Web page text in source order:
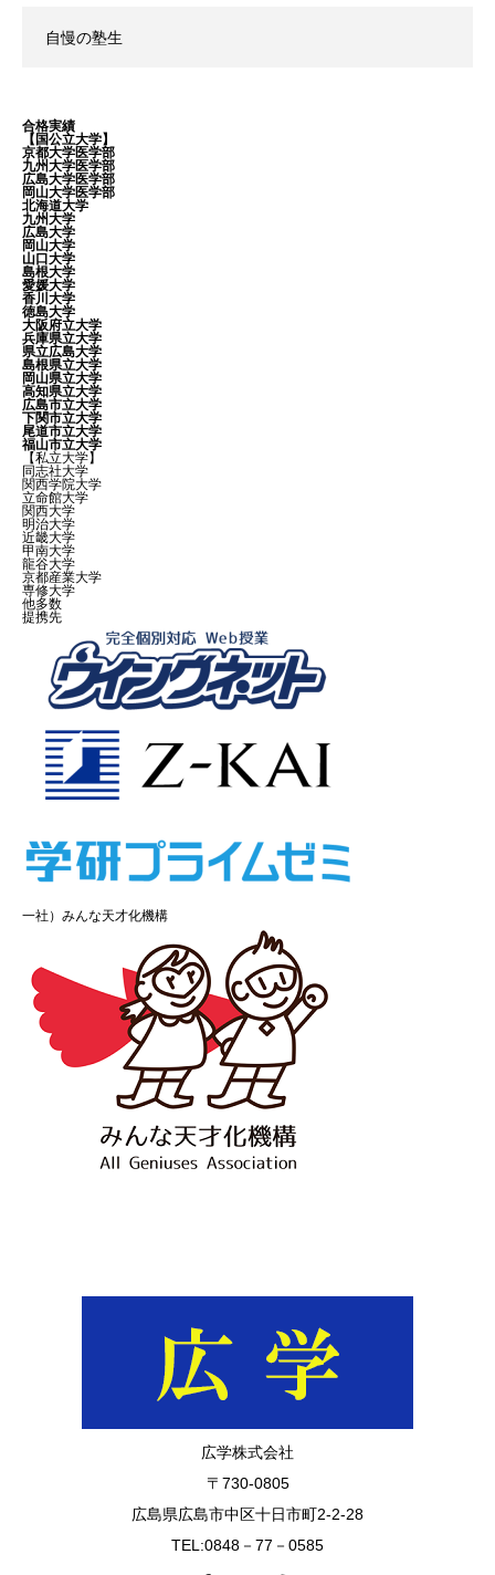
自慢の塾生
合格実績
【国公立大学】
京都大学医学部
九州大学医学部
広島大学医学部
岡山大学医学部
北海道大学
九州大学
広島大学
岡山大学
山口大学
島根大学
愛媛大学
香川大学
徳島大学
大阪府立大学
兵庫県立大学
県立広島大学
島根県立大学
岡山県立大学
高知県立大学
広島市立大学
下関市立大学
尾道市立大学
福山市立大学
【私立大学】
同志社大学
関西学院大学
立命館大学
関西大学
明治大学
近畿大学
甲南大学
龍谷大学
京都産業大学
専修大学
他多数
提携先
一社）みんな天才化機構
広学株式会社
〒730-0805
広島県広島市中区十日市町2-2-28
TEL:0848－77－0585